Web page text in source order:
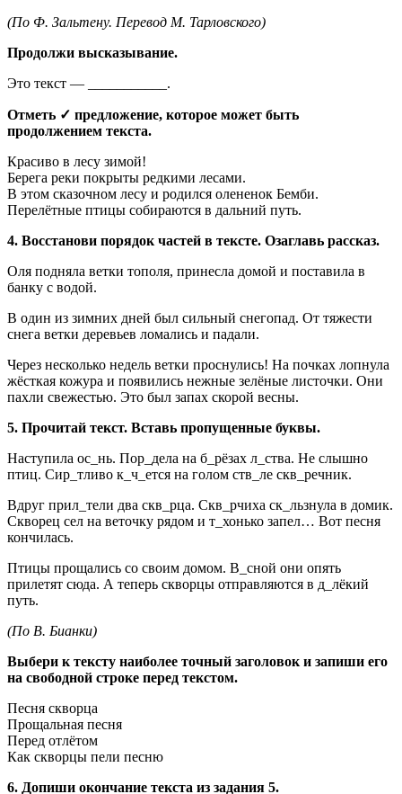
(По Ф. Зальтену. Перевод М. Тарловского)
Продолжи высказывание.
Это текст — ___________.
Отметь ✓ предложение, которое может быть
продолжением текста.
Красиво в лесу зимой!
Берега реки покрыты редкими лесами.
В этом сказочном лесу и родился олененок Бемби.
Перелётные птицы собираются в дальний путь.
4. Восстанови порядок частей в тексте. Озаглавь рассказ.
Оля подняла ветки тополя, принесла домой и поставила в
банку с водой.
В один из зимних дней был сильный снегопад. От тяжести
снега ветки деревьев ломались и падали.
Через несколько недель ветки проснулись! На почках лопнула
жёсткая кожура и появились нежные зелёные листочки. Они
пахли свежестью. Это был запах скорой весны.
5. Прочитай текст. Вставь пропущенные буквы.
Наступила ос_нь. Пор_дела на б_рёзах л_ства. Не слышно
птиц. Сир_тливо к_ч_ется на голом ств_ле скв_речник.
Вдруг прил_тели два скв_рца. Скв_рчиха ск_льзнула в домик.
Скворец сел на веточку рядом и т_хонько запел… Вот песня
кончилась.
Птицы прощались со своим домом. В_сной они опять
прилетят сюда. А теперь скворцы отправляют­ся в д_лёкий
путь.
(По В. Бианки)
Выбери к тексту наиболее точный заголовок и запиши его
на свободной строке перед текстом.
Песня скворца
Прощальная песня
Перед отлётом
Как скворцы пели песню
6. Допиши окончание текста из задания 5.